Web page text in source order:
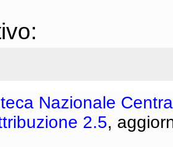
Nazionale
2.5,